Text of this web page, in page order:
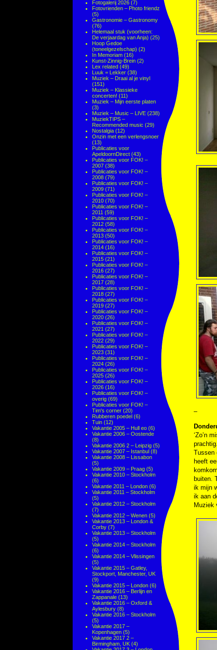
Fotogalerij 2026 (7)
Fotovrienden – Photo friendz
(5)
Gastronomie – Gastronomy
(76)
Helemaal stuk (voorheen:
De verjaardag van Anja) (25)
Hoop Gedoe
(toneelgezelschap) (2)
In Memoriam (16)
Kunst-Zinnig-Brein (2)
Lex related (49)
Luuk = Lekker (38)
Muziek – Draai al je vinyl
(151)
Muziek – Klassieke
concerten! (11)
Muziek – Mijn eerste platen
(3)
Muziek – Music – LIVE (238)
MuziekTIPS –
Recommended music (29)
Nostalgia (12)
Onzin met een verlengsnoer
(13)
Publicaties voor
ApeldoornDirect (43)
Publicaties voor FOK! –
2007 (38)
Publicaties voor FOK! –
2008 (79)
Publicaties voor FOK! –
2009 (71)
Publicaties voor FOK! –
2010 (70)
Publicaties voor FOK! –
2011 (59)
Publicaties voor FOK! –
2012 (58)
Publicaties voor FOK! –
2013 (50)
Publicaties voor FOK! –
2014 (16)
Publicaties voor FOK! –
2015 (21)
Publicaties voor FOK! –
2016 (27)
Publicaties voor FOK! –
2017 (28)
Publicaties voor FOK! –
2018 (27)
Publicaties voor FOK! –
2019 (27)
Publicaties voor FOK! –
2020 (26)
Publicaties voor FOK! –
2021 (27)
Publicaties voor FOK! –
2022 (29)
Publicaties voor FOK! –
2023 (31)
Publicaties voor FOK! –
2024 (26)
Publicaties voor FOK! –
2025 (26)
Publicaties voor FOK! –
2026 (16)
Publicaties voor FOK! –
overig (69)
Publicaties voor FOK! –
Tim's corner (20)
Rubberen poedel (6)
Tuin (12)
Vakantie 2005 – Hull eo (6)
Vakantie 2006 – Oostende
(8)
Vakantie 2006 2 – Leipzig (5)
Vakantie 2007 – Istanbul (8)
Vakantie 2008 – Lissabon
(5)
Vakantie 2009 – Praag (5)
Vakantie 2010 – Stockholm
(6)
Vakantie 2011 – London (6)
Vakantie 2011 – Stockholm
(5)
Vakantie 2012 – Stockholm
(7)
Vakantie 2012 – Wenen (5)
Vakantie 2013 – London &
Corby (7)
Vakantie 2013 – Stockholm
(5)
Vakantie 2014 – Stockholm
(6)
Vakantie 2014 – Vlissingen
(5)
Vakantie 2015 – Gatley,
Stockport, Manchester, UK
(9)
Vakantie 2015 – London (6)
Vakantie 2016 – Berlijn en
Zappanale (13)
Vakantie 2016 – Oxford &
Aylesbury (8)
Vakantie 2016 – Stockholm
(5)
Vakantie 2017 –
Kopenhagen (5)
Vakantie 2017 2 –
Birmingham, UK (4)
–
‘Zo’n
Tussen
heeft
buiten.
ik mijn
ik aan
Muziek